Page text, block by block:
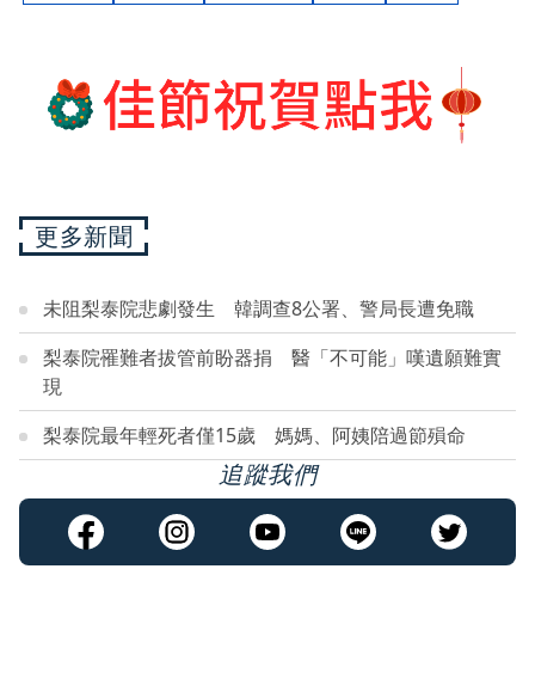
更多新聞
未阻梨泰院悲劇發生 韓調查8公署、警局長遭免職
梨泰院罹難者拔管前盼器捐 醫「不可能」嘆遺願難實
現
梨泰院最年輕死者僅15歲 媽媽、阿姨陪過節殞命
追蹤我們